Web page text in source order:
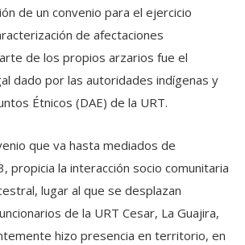
de un convenio para el ejercicio
de afectaciones
de los propios arzarios fue el
dado por las autoridades indígenas y
Étnicos (DAE) de la URT.
que va hasta mediados de
propicia la interacción socio comunitaria
lugar al que se desplazan
de la URT Cesar, La Guajira,
hizo presencia en territorio, en